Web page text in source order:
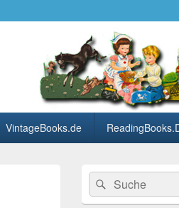
VintageBooks.de
Primärer
Seitenleisten
Widget-
Search
for:
Suche